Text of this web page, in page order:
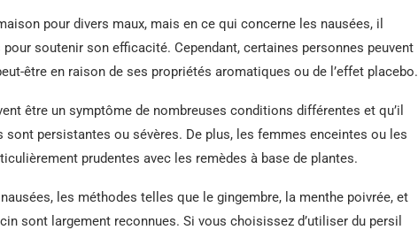
pour divers maux, mais en ce qui concerne les nausées, il
soutenir son efficacité. Cependant, certaines personnes peuvent
être en raison de ses propriétés aromatiques ou de l’effet placebo.
être un symptôme de nombreuses conditions différentes et qu’il
sont persistantes ou sévères. De plus, les femmes enceintes ou les
prudentes avec les remèdes à base de plantes.
les méthodes telles que le gingembre, la menthe poivrée, et
sont largement reconnues. Si vous choisissez d’utiliser du persil